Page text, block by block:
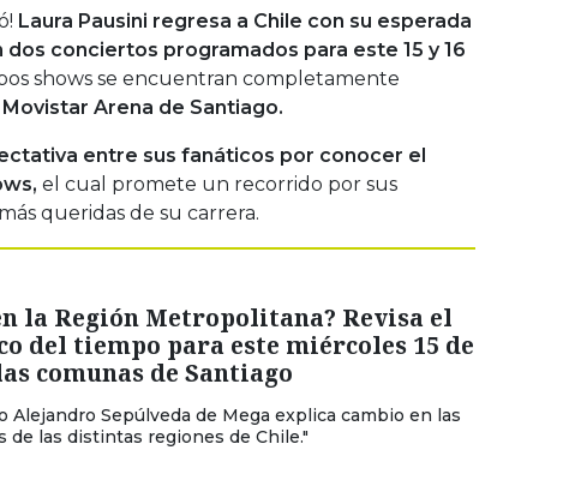
Laura Pausini regresa a Chile con su esperada
dos conciertos programados para este 15 y 16
shows se encuentran completamente
Arena de Santiago.
entre sus fanáticos por conocer el
el cual promete un recorrido por sus
queridas de su carrera.
la Región Metropolitana? Revisa el
del tiempo para este miércoles 15 de
comunas de Santiago
Alejandro Sepúlveda de Mega explica cambio en las
de las distintas regiones de Chile."